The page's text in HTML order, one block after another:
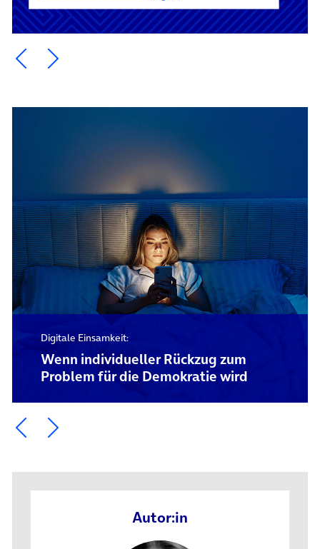
Ein Element zurück blättern
Ein Element weiter blättern
Digitale Einsamkeit:
Wenn individueller Rückzug zum
Problem für die Demokratie wird
Ein Element zurück blättern
Ein Element weiter blättern
Autor:in